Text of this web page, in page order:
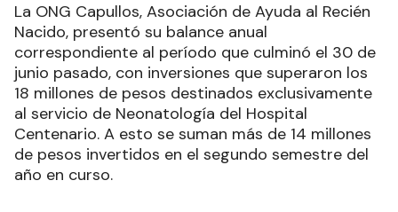
La ONG Capullos, Asociación de Ayuda al Recién
Nacido, presentó su balance anual
correspondiente al período que culminó el 30 de
junio pasado, con inversiones que superaron los
18 millones de pesos destinados exclusivamente
al servicio de Neonatología del Hospital
Centenario. A esto se suman más de 14 millones
de pesos invertidos en el segundo semestre del
año en curso.